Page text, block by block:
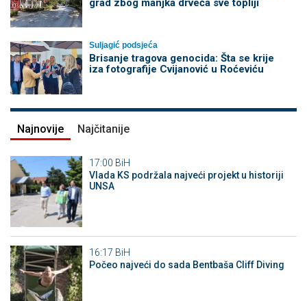
grad zbog manjka drveća sve topliji
Suljagić podsjeća
Brisanje tragova genocida: Šta se krije
iza fotografije Cvijanović u Roćeviću
Najnovije Najčitanije
17:00 BiH
Vlada KS podržala najveći projekt u historiji
UNSA
16:17 BiH
Počeo najveći do sada Bentbaša Cliff Diving